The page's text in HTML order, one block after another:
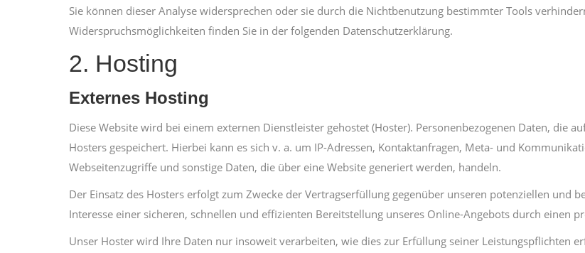
Sie können dieser Analyse widersprechen oder sie durch die Nichtbenutzung bestimmter Tools
Widerspruchsmöglichkeiten finden Sie in der folgenden Datenschutzerklärung.
2. Hosting
Externes Hosting
Diese Website wird bei einem externen Dienstleister gehostet (Hoster). Personenbezogenen Daten, die
Hosters gespeichert. Hierbei kann es sich v. a. um IP-Adressen, Kontaktanfragen, Meta- und
Webseitenzugriffe und sonstige Daten, die über eine Website generiert werden, handeln.
Der Einsatz des Hosters erfolgt zum Zwecke der Vertragserfüllung gegenüber unseren potenziellen und
Interesse einer sicheren, schnellen und effizienten Bereitstellung unseres Online-Angebots durch einen
Unser Hoster wird Ihre Daten nur insoweit verarbeiten, wie dies zur Erfüllung seiner Leistungspflichten